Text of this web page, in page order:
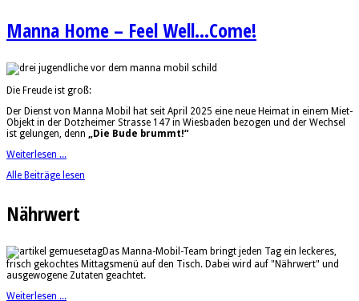
Manna Home – Feel Well...Come!
Die Freude ist groß:
Der Dienst von Manna Mobil hat seit April 2025 eine neue Heimat in einem Miet-
Objekt in der Dotzheimer Strasse 147 in Wiesbaden bezogen und der Wechsel
ist gelungen, denn „Die Bude brummt!“
Weiterlesen ...
Alle Beiträge lesen
Nährwert
Das Manna-Mobil-Team bringt jeden Tag ein leckeres,
frisch gekochtes Mittagsmenü auf den Tisch. Dabei wird auf "Nährwert" und
ausgewogene Zutaten geachtet.
Weiterlesen ...